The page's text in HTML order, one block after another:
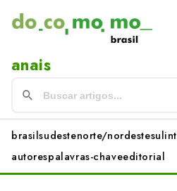
anais
brasilsudestenorte/nordestesulint
autorespalavras-chaveeditorial